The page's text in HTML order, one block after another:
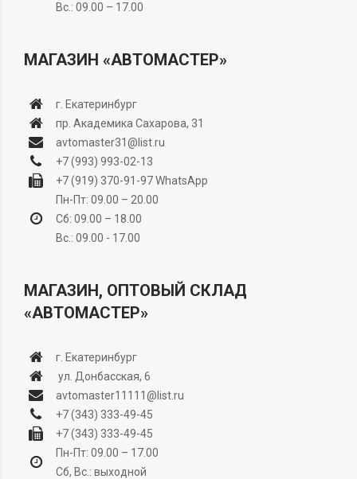
Вс.: 09.00 – 17.00
МАГАЗИН «АВТОМАСТЕР»
г. Екатеринбург
пр. Академика Сахарова, 31
avtomaster31@list.ru
+7 (993) 993-02-13
+7 (919) 370-91-97WhatsApp
Пн-Пт: 09.00 – 20.00
Сб: 09.00 – 18.00
Вс.: 09.00 - 17.00
МАГАЗИН, ОПТОВЫЙ СКЛАД
«АВТОМАСТЕР»
г. Екатеринбург
ул. Донбасская, 6
avtomaster11111@list.ru
+7 (343) 333-49-45
+7 (343) 333-49-45
Пн-Пт: 09.00 – 17.00
Сб, Вс.: выходной